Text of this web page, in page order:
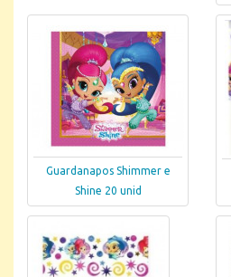
Guardanapos Shimmer e
Shine 20 unid